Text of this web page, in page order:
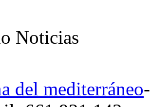
Noticias
del mediterráneo-